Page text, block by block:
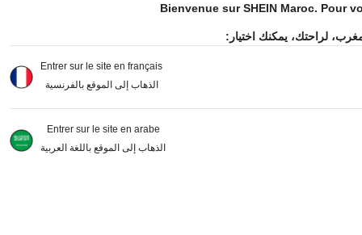
Bienvenue sur SHEIN Maroc. Pour
لراحتك، يمكنك اختيار:
Entrer sur le site en français
الذهاب إلى الموقع بالفرنسية
Entrer sur le site en arabe
الذهاب إلى الموقع باللغة العربية